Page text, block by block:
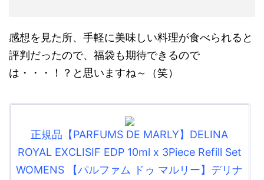
感想を見た所、手軽に美味しい料理が食べられると
評判だったので、福袋も期待できるので
は・・・！？と思いますね～（笑）
正規品【PARFUMS DE MARLY】DELINA
ROYAL EXCLISIF EDP 10ml x 3Piece Refill Set
WOMENS 【パルファム ドゥ マルリー】デリナ